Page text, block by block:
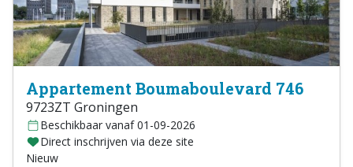
Appartement Boumaboulevard 746
9723ZT Groningen
Beschikbaar vanaf 01-09-2026
Direct inschrijven via deze site
Nieuw